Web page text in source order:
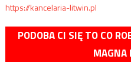
https://kancelaria-litwin.pl
PODOBA CI SIĘ TO CO
MAGNA